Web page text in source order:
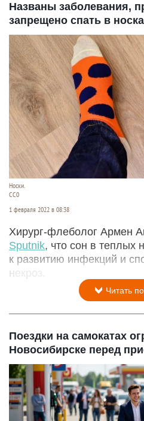
Названы заболевания,
запрещено спать в
Носки.
СС0
1 февраля 2022 в 08:38
Хирург-флеболог Армен
Sputnik, что сон в теплых
к развитию инфекций и
некроз.
Читать
Поездки на самокатах
Новосибирске перед